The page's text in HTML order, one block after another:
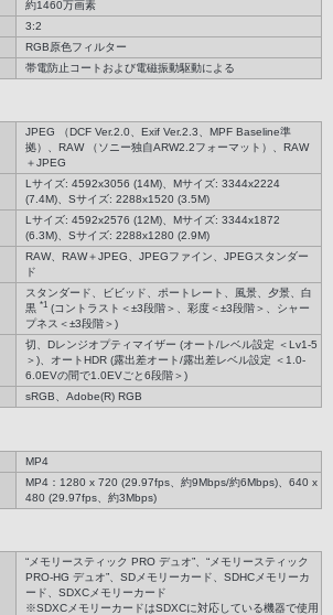
約1460万画素
3:2
RGB原色フィルター
帯電防止コートおよび電磁振動駆動による
JPEG （DCF Ver.2.0、Exif Ver.2.3、MPF Baseline準
拠）、RAW （ソニー独自ARW2.2フォーマット）、RAW
＋JPEG
Lサイズ: 4592x3056 (14M)、Mサイズ: 3344x2224
(7.4M)、Sサイズ: 2288x1520 (3.5M)
Lサイズ: 4592x2576 (12M)、Mサイズ: 3344x1872
(6.3M)、Sサイズ: 2288x1280 (2.9M)
RAW、RAW＋JPEG、JPEGファイン、JPEGスタンダー
ド
スタンダード、ビビッド、ポートレート、風景、夕景、白
黒 *1 (コントラスト＜±3段階＞、彩度＜±3段階＞、シャー
プネス＜±3段階＞)
切、Dレンジオプティマイザー (オート/レベル設定 ＜Lv1-5
＞)、オートHDR (露出差オート/露出差レベル設定 ＜1.0-
6.0EVの間で1.0EVごと6段階＞)
sRGB、Adobe(R) RGB
MP4
MP4：1280 x 720 (29.97fps、約9Mbps/約6Mbps)、640 x
480 (29.97fps、約3Mbps)
“メモリースティック PRO デュオ”、“メモリースティック
PRO-HG デュオ”、SDメモリーカード、SDHCメモリーカ
ード、SDXCメモリーカード
※SDXCメモリーカードはSDXCに対応している機器で使用